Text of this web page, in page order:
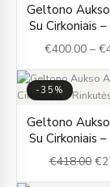
Geltono
Su Cirkoniais
€400.00 – €
-35%
Geltono
Su Cirkoniais
€418.00 €